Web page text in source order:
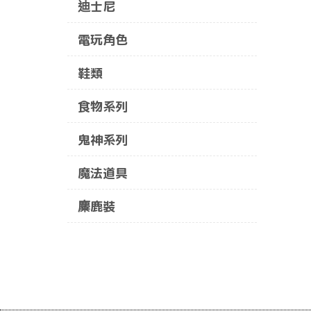
迪士尼
電玩角色
鞋類
食物系列
鬼神系列
魔法道具
麋鹿裝